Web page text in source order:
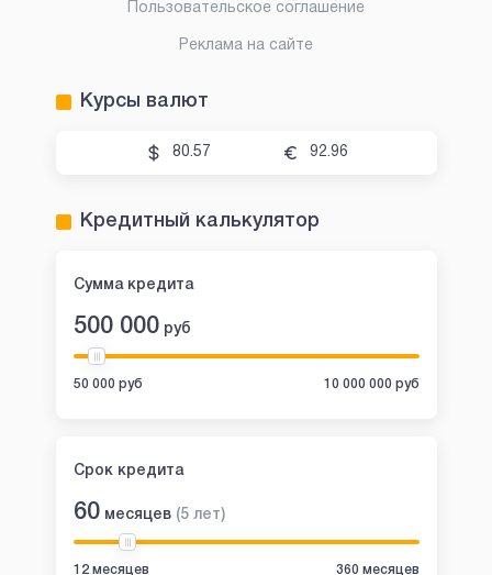
Пользовательское соглашение
Реклама на сайте
Курсы валют
80.57 92.96
Кредитный калькулятор
Сумма кредита
500 000 руб
50 000 руб 10 000 000 руб
Срок кредита
60 месяцев (5 лет)
12 месяцев 360 месяцев